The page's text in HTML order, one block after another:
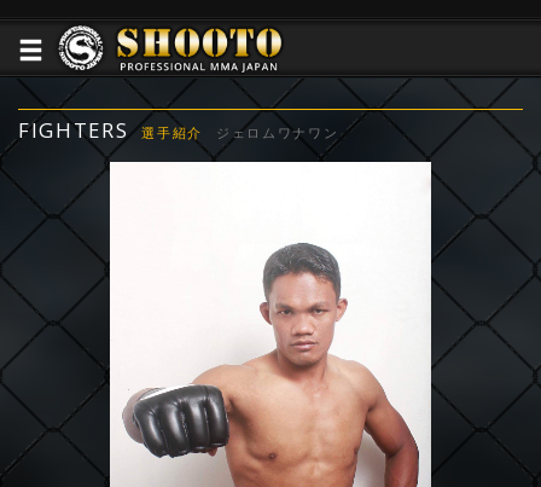
FIGHTERS 選手紹介 ジェロムワナワン